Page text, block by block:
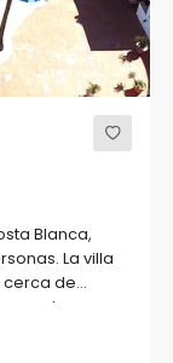
Blanca,
La villa
cerca de
y a